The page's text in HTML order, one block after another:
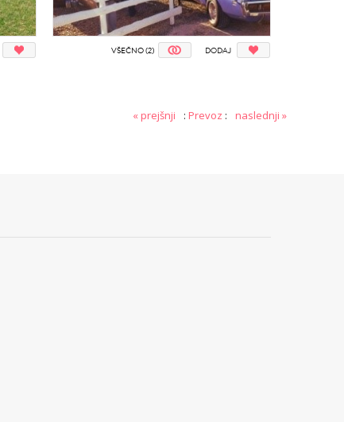
DODAJ
VŠEČNO (2)
« prejšnji : Prevoz : naslednji »